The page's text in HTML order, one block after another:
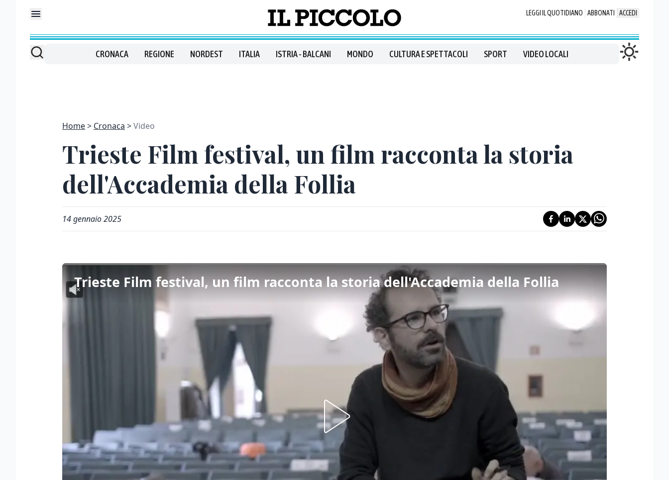
LEGGI IL QUOTIDIANO ABBONATI ACCEDI
CRONACA REGIONE NORDEST ITALIA ISTRIA - BALCANI MONDO CULTURA E SPETTACOLI SPORT VIDEO LOCALI
Home Cronaca Video
Trieste Film festival, un film racconta la storia
dell'Accademia della Follia
14 gennaio 2025
Trieste Film festival, un film racconta la storia dell'Accademia della Follia